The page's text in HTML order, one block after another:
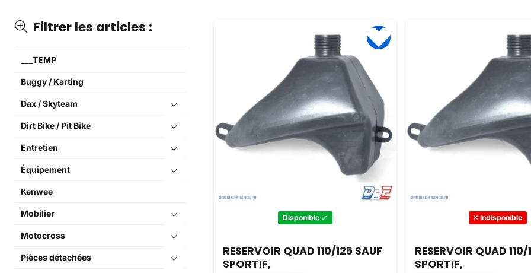
Filtrer les articles :
___TEMP
Buggy / Karting
Dax / Skyteam
Dirt Bike / Pit Bike
Entretien
Équipement
Kenwee
Mobilier
Motocross
Pièces détachées
Disponible
RESERVOIR QUAD 110/125 SAUF
SPORTIF,
Indisponible
RESERVOIR QUAD
SPORTIF,